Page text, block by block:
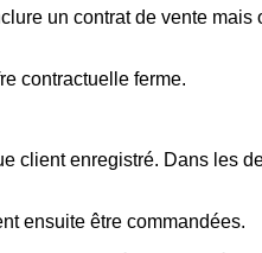
un contrat de vente
contractuelle ferme.
enregistré. Dans les
ensuite être commandées.